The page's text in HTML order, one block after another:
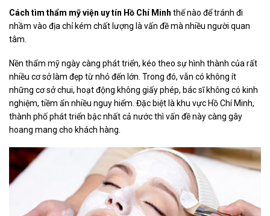
Cách tìm thẩm mỹ viện uy tín Hồ Chí Minh thế nào để tránh đi
nhầm vào địa chỉ kém chất lượng là vấn đề mà nhiều người quan
tâm.
Nền thẩm mỹ ngày càng phát triển, kéo theo sự hình thành của rất
nhiều cơ sở làm đẹp từ nhỏ đến lớn. Trong đó, vẫn có không ít
những cơ sở chui, hoạt động không giấy phép, bác sĩ không có kinh
nghiệm, tiềm ẩn nhiều nguy hiểm. Đặc biệt là khu vực Hồ Chí Minh,
thành phố phát triển bậc nhất cả nước thì vấn đề này càng gây
hoang mang cho khách hàng.